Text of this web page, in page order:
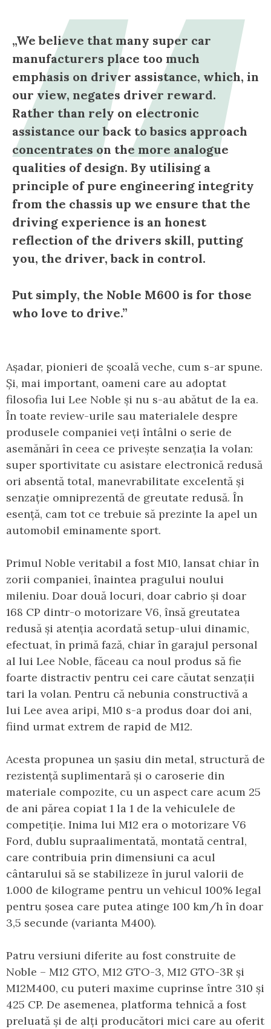
„We believe that many super car
manufacturers place too much
emphasis on driver assistance, which, in
our view, negates driver reward.
Rather than rely on electronic
assistance our back to basics approach
concentrates on the more analogue
qualities of design. By utilising a
principle of pure engineering integrity
from the chassis up we ensure that the
driving experience is an honest
reflection of the drivers skill, putting
you, the driver, back in control.
Put simply, the Noble M600 is for those
who love to drive.”
Așadar, pionieri de școală veche, cum s-ar spune.
Și, mai important, oameni care au adoptat
filosofia lui Lee Noble și nu s-au abătut de la ea.
În toate review-urile sau materialele despre
produsele companiei veți întâlni o serie de
asemănări în ceea ce privește senzația la volan:
super sportivitate cu asistare electronică redusă
ori absentă total, manevrabilitate excelentă și
senzație omniprezentă de greutate redusă. În
esență, cam tot ce trebuie să prezinte la apel un
automobil eminamente sport.
Primul Noble veritabil a fost M10, lansat chiar în
zorii companiei, înaintea pragului noului
mileniu. Doar două locuri, doar cabrio și doar
168 CP dintr-o motorizare V6, însă greutatea
redusă și atenția acordată setup-ului dinamic,
efectuat, în primă fază, chiar în garajul personal
al lui Lee Noble, făceau ca noul produs să fie
foarte distractiv pentru cei care căutat senzații
tari la volan. Pentru că nebunia constructivă a
lui Lee avea aripi, M10 s-a produs doar doi ani,
fiind urmat extrem de rapid de M12.
Acesta propunea un șasiu din metal, structură de
rezistență suplimentară și o caroserie din
materiale compozite, cu un aspect care acum 25
de ani părea copiat 1 la 1 de la vehiculele de
competiție. Inima lui M12 era o motorizare V6
Ford, dublu supraalimentată, montată central,
care contribuia prin dimensiuni ca acul
cântarului să se stabilizeze în jurul valorii de
1.000 de kilograme pentru un vehicul 100% legal
pentru șosea care putea atinge 100 km/h în doar
3,5 secunde (varianta M400).
Patru versiuni diferite au fost construite de
Noble – M12 GTO, M12 GTO-3, M12 GTO-3R și
M12M400, cu puteri maxime cuprinse între 310 și
425 CP. De asemenea, platforma tehnică a fost
preluată și de alți producători mici care au oferit